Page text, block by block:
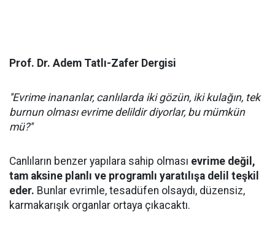
Prof. Dr. Adem Tatlı-Zafer Dergisi
''Evrime inananlar, canlılarda iki gözün, iki kulağın, tek
burnun olması evrime delildir diyorlar, bu mümkün
mü?''
Canlıların benzer yapılara sahip olması evrime değil,
tam aksine planlı ve programlı yaratılışa delil teşkil
eder. Bunlar evrimle, tesadüfen olsaydı, düzensiz,
karmakarışık organlar ortaya çıkacaktı.